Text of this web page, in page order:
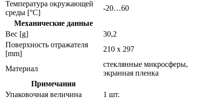
Температура окружающей
среды [°C]
-20…60
Механические данные
Вес [g]
30,2
Поверхность отражателя
[mm]
210 x 297
Материал
стеклянные микросферы,
экранная пленка
Примечания
Упаковочная величина
1 шт.